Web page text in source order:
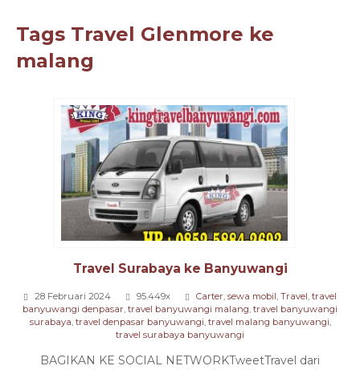
Tags Travel Glenmore ke
malang
Travel Surabaya ke Banyuwangi
28 Februari 2024 95.449x Carter, sewa mobil, Travel, travel
banyuwangi denpasar, travel banyuwangi malang, travel banyuwangi
surabaya, travel denpasar banyuwangi, travel malang banyuwangi,
travel surabaya banyuwangi
BAGIKAN KE SOCIAL NETWORKTweetTravel dari